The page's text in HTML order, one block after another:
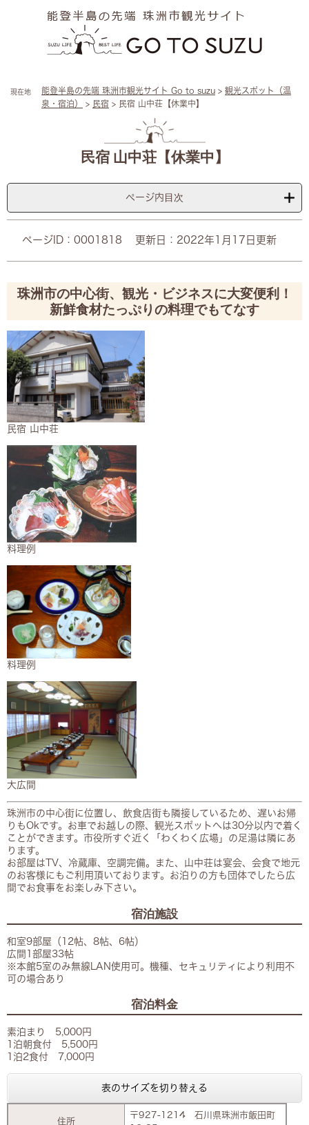
現在地 能登半島の先端 珠洲市観光サイト Go to suzu > 観光スポット（温
泉・宿泊）
> 民宿 > 民宿 山中荘【休業中】
民宿 山中荘【休業中】
ページ内目次
ページID：0001818 更新日：2022年1月17日更新
珠洲市の中心街、観光・ビジネスに大変便利！
新鮮食材たっぷりの料理でもてなす
民宿 山中荘​
料理例​
料理例​
大広間​
珠洲市の中心街に位置し、飲食店街も隣接しているため、遅いお帰
りもOkです。お車でお越しの際、観光スポットへは30分以内で着く
ことができます。市役所すぐ近く「わくわく広場」の足湯は隣にあ
ります。
お部屋はTV、冷蔵庫、空調完備。また、山中荘は宴会、会食で地元
のお客様にもご利用頂いております。お泊りの方も団体でしたら広
間でお食事をお楽しみ下さい。
宿泊施設
和室9部屋（12帖、8帖、6帖）
広間1部屋33帖
※本館5室のみ無線LAN使用可。機種、セキュリティにより利用不
可の場合あり
宿泊料金
素泊まり 5,000円
1泊朝食付 5,500円
1泊2食付 7,000円
表のサイズを切り替える
住所
〒927-1214 石川県珠洲市飯田町